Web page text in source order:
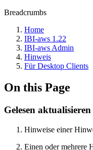
Breadcrumbs
Home
IBI-aws 1.22
IBI-aws Admin
Hinweis
Für Desktop Clients
On this Page
Gelesen aktualisieren
Hinweise einer
Einen oder mehrere